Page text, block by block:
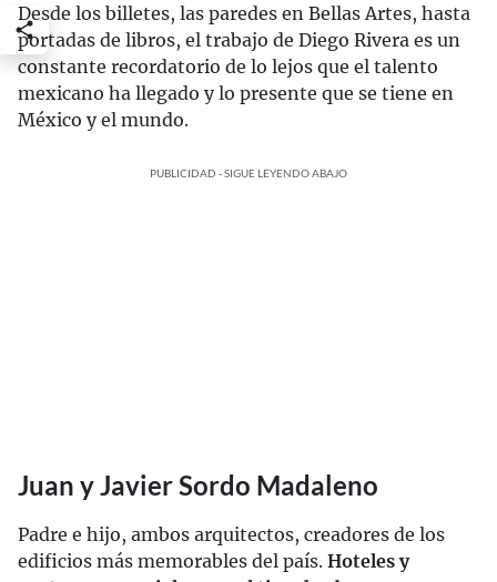
Desde los billetes, las paredes en Bellas Artes, hasta
portadas de libros, el trabajo de Diego Rivera es un
constante recordatorio de lo lejos que el talento
mexicano ha llegado y lo presente que se tiene en
México y el mundo.
PUBLICIDAD - SIGUE LEYENDO ABAJO
Juan y Javier Sordo Madaleno
Padre e hijo, ambos arquitectos, creadores de los
edificios más memorables del país. Hoteles y